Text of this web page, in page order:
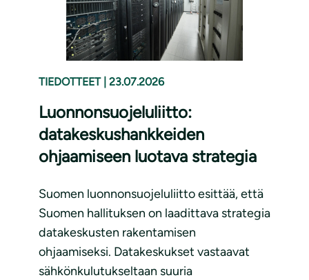
TIEDOTTEET 23.07.2026
Luonnonsuojeluliitto:
datakeskushankkeiden
ohjaamiseen luotava strategia
Suomen luonnonsuojeluliitto esittää, että
Suomen hallituksen on laadittava strategia
datakeskusten rakentamisen
ohjaamiseksi. Datakeskukset vastaavat
sähkönkulutukseltaan suuria